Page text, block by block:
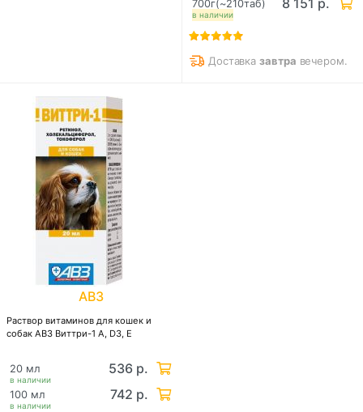
в наличии
700г(~210таб) 8 151 р.
Доставказавтра вечером.
АВЗ
Раствор витаминов для кошек и
собак АВЗ Виттри-1 А, D3, Е
в наличии
20 мл 536 р.
в наличии
100 мл 742 р.